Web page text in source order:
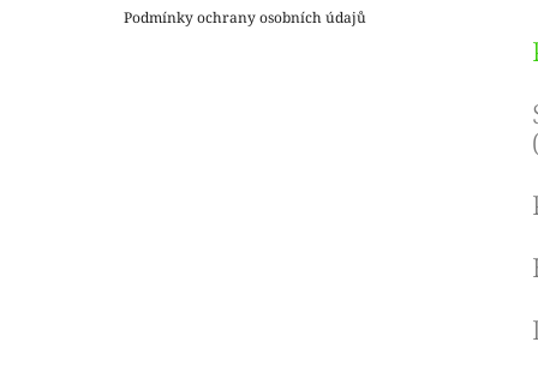
Podmínky ochrany osobních údajů